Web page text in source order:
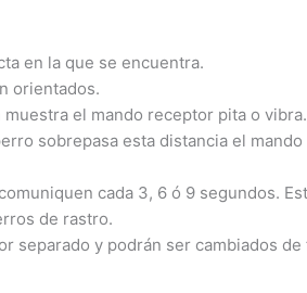
en la que se encuentra.
orientados.
el mando receptor pita o vibra.
sobrepasa esta distancia el mando
cada 3, 6 ó 9 segundos.
de rastro.
separado y podrán ser cambiados de